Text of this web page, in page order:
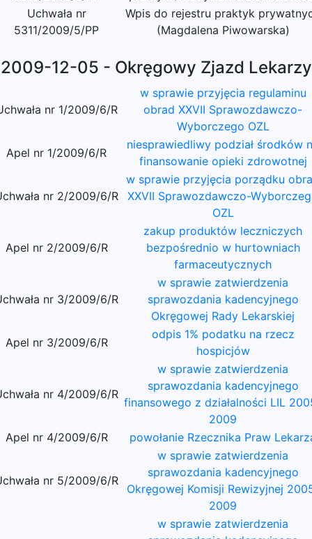
Uchwała nr
5311/2009/5/PP
Wpis do rejestru praktyk
(Magdalena Piwowarska)
2009-12-05 - Okręgowy Zjazd Lekarzy
nr 1/2009/6/R
w sprawie przyjęcia regulaminu
obrad XXVII Sprawozdawczo-
Wyborczego OZL
Apel nr 1/2009/6/R
niesprawiedliwy podział środków
finansowanie opieki zdrowotnej
nr 2/2009/6/R
w sprawie przyjęcia porządku
XXVII Sprawozdawczo-
OZL
Apel nr 2/2009/6/R
zakup produktów leczniczych
bezpośrednio w hurtowniach
farmaceutycznych
nr 3/2009/6/R
w sprawie zatwierdzenia
sprawozdania kadencyjnego
Okręgowej Rady Lekarskiej
Apel nr 3/2009/6/R
odpis 1% podatku na rzecz
hospicjów
nr 4/2009/6/R
w sprawie zatwierdzenia
sprawozdania kadencyjnego
finansowego z działalności LIL
2009
Apel nr 4/2009/6/R
powołanie Rzecznika Praw
nr 5/2009/6/R
w sprawie zatwierdzenia
sprawozdania kadencyjnego
Okręgowej Komisji Rewizyjnej
2009
w sprawie zatwierdzenia